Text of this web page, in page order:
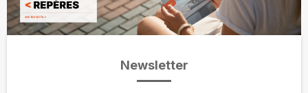
Newsletter